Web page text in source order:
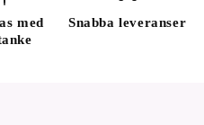
med
Snabba leveranser